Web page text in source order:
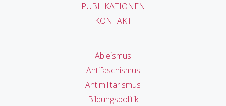
PUBLIKATIONEN
KONTAKT
Ableismus
Antifaschismus
Antimilitarismus
Bildungspolitik